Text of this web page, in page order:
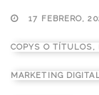
17 FEBRERO,
COPYS O TÍTULOS,
MARKETING